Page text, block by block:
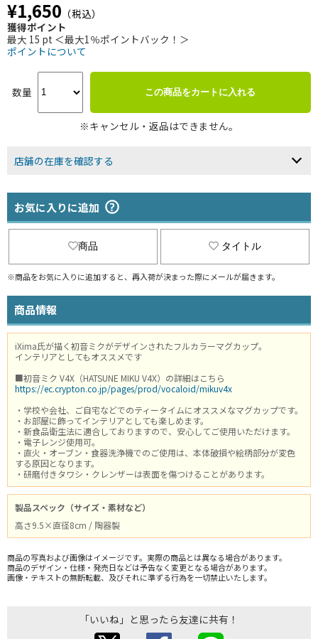
¥1,650 （税込）
獲得ポイント
最大 15 pt ＜最大1％ポイントバック！＞
ポイントについて
数量 この商品をカートに入れる
※キャンセル・返品はできません。
店舗の在庫を確認する
お気に入りに追加
商品 タイトル
※商品をお気に入りに追加すると、再入荷が決まった際にメールが届きます。
商品情報
iXima氏が描く初音ミクがデザインされたフルカラーマグカップ。
インテリアとしてもオススメです
■初音ミク V4X（HATSUNE MIKU V4X）の詳細はこちら
https://ec.crypton.co.jp/pages/prod/vocaloid/mikuv4x
・学校や会社、ご自宅などでのティータイムにオススメなマグカップです。
・お部屋に飾ってインテリアとしても楽しめます。
・新食品衛生法に適合しておりますので、安心してご使用いただけます。
・電子レンジ使用可。
・直火・オーブン・食器洗浄機でのご使用は、本体破損や絵柄部分が変色
する原因となります。
・研磨付きタワシ・クレンザーは表面を傷つけることがあります。
製品スペック（サイズ・素材など）
高さ9.5×直径8cm / 陶器製
商品の写真および画像はイメージです。実際の商品とは異なる場合があります。
商品のデザイン・仕様・発売日などは予告なく変更となる場合があります。
画像・テキストの無断転載、及びそれに準ずる行為を一切禁止いたします。
「いいね」と思ったら友達に共有！